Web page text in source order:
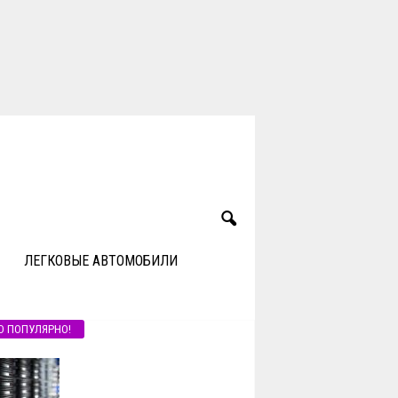
ЛЕГКОВЫЕ АВТОМОБИЛИ
ПОПУЛЯРНО!